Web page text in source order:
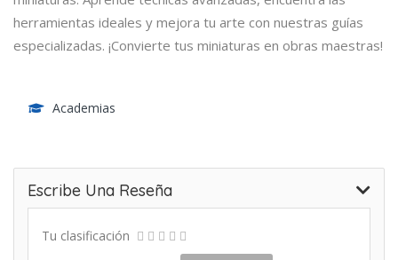
herramientas ideales y mejora tu arte con nuestras guías
especializadas. ¡Convierte tus miniaturas en obras maestras!
Academias
Escribe Una Reseña
Tu clasificación